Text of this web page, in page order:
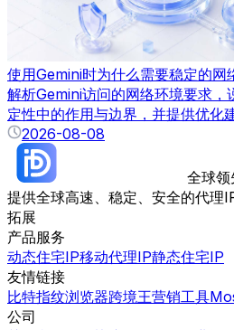
使用Gemini时为什么需要稳定的网
解析Gemini访问的网络环境要求，
定性中的作用与边界，并提供优化
2026-08-08
全球领
提供全球高速、稳定、安全的代理
拓展
产品服务
动态住宅IP移动代理IP静态住宅IP
友情链接
比特指纹浏览器跨境王营销工具
公司